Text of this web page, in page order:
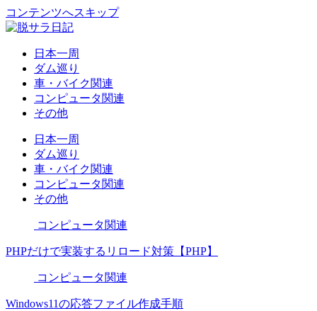
コンテンツへスキップ
日本一周
ダム巡り
車・バイク関連
コンピュータ関連
その他
日本一周
ダム巡り
車・バイク関連
コンピュータ関連
その他
コンピュータ関連
PHPだけで実装するリロード対策【PHP】
コンピュータ関連
Windows11の応答ファイル作成手順